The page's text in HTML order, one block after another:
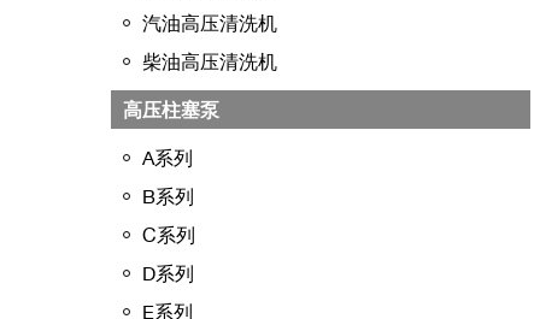
汽油高压清洗机
柴油高压清洗机
高压柱塞泵
A系列
B系列
C系列
D系列
E系列